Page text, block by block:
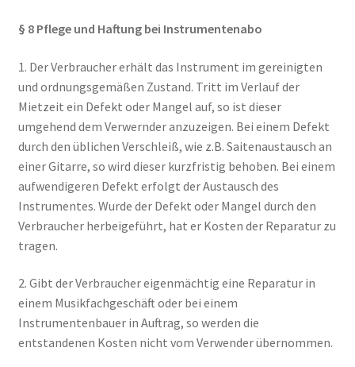
§ 8 Pflege und Haftung bei Instrumentenabo
1. Der Verbraucher erhält das Instrument im gereinigten
und ordnungsgemäßen Zustand. Tritt im Verlauf der
Mietzeit ein Defekt oder Mangel auf, so ist dieser
umgehend dem Verwernder anzuzeigen. Bei einem Defekt
durch den üblichen Verschleiß, wie z.B. Saitenaustausch an
einer Gitarre, so wird dieser kurzfristig behoben. Bei einem
aufwendigeren Defekt erfolgt der Austausch des
Instrumentes. Wurde der Defekt oder Mangel durch den
Verbraucher herbeigeführt, hat er Kosten der Reparatur zu
tragen.
2. Gibt der Verbraucher eigenmächtig eine Reparatur in
einem Musikfachgeschäft oder bei einem
Instrumentenbauer in Auftrag, so werden die
entstandenen Kosten nicht vom Verwender übernommen.